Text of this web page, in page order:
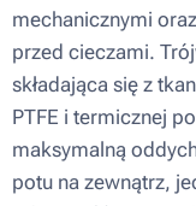
mechanicznymi
przed cieczami.
składająca się z
PTFE i termicznej
maksymalną
potu na zewnątrz,